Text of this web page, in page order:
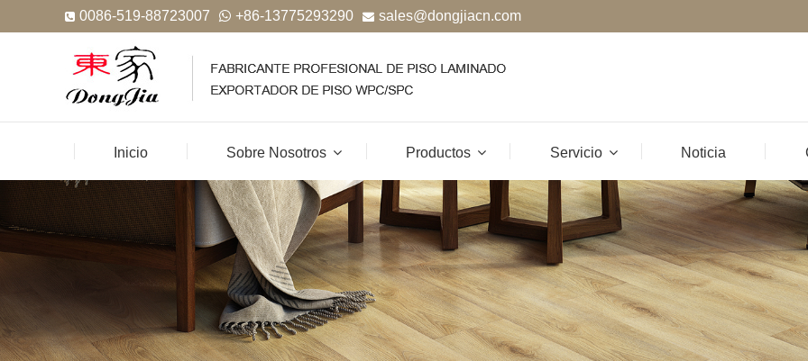
0086-519-88723007 +86-13775293290 sales@dongjiacn.com
Inicio Sobre Nosotros Productos Servicio Noticia